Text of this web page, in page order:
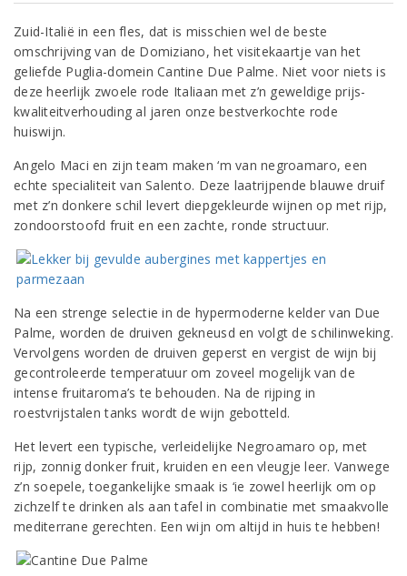
Zuid-Italië in een fles, dat is misschien wel de beste
omschrijving van de Domiziano, het visitekaartje van het
geliefde Puglia-domein Cantine Due Palme. Niet voor niets is
deze heerlijk zwoele rode Italiaan met z’n geweldige prijs-
kwaliteitverhouding al jaren onze bestverkochte rode
huiswijn.
Angelo Maci en zijn team maken ‘m van negroamaro, een
echte specialiteit van Salento. Deze laatrijpende blauwe druif
met z’n donkere schil levert diepgekleurde wijnen op met rijp,
zondoorstoofd fruit en een zachte, ronde structuur.
Na een strenge selectie in de hypermoderne kelder van Due
Palme, worden de druiven gekneusd en volgt de schilinweking.
Vervolgens worden de druiven geperst en vergist de wijn bij
gecontroleerde temperatuur om zoveel mogelijk van de
intense fruitaroma’s te behouden. Na de rijping in
roestvrijstalen tanks wordt de wijn gebotteld.
Het levert een typische, verleidelijke Negroamaro op, met
rijp, zonnig donker fruit, kruiden en een vleugje leer. Vanwege
z’n soepele, toegankelijke smaak is ‘ie zowel heerlijk om op
zichzelf te drinken als aan tafel in combinatie met smaakvolle
mediterrane gerechten. Een wijn om altijd in huis te hebben!